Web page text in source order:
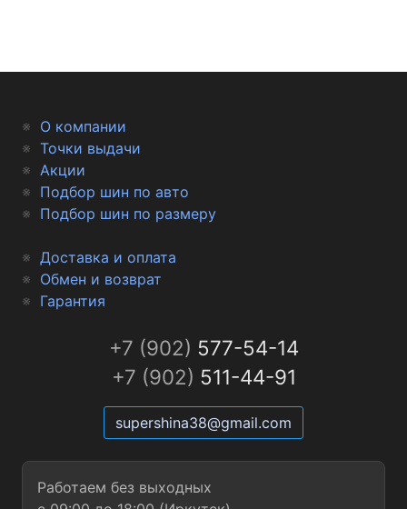
О компании
Точки выдачи
Акции
Подбор шин по авто
Подбор шин по размеру
Доставка и оплата
Обмен и возврат
Гарантия
+7 (902) 577-54-14
+7 (902) 511-44-91
supershina38@gmail.com
Работаем без выходных